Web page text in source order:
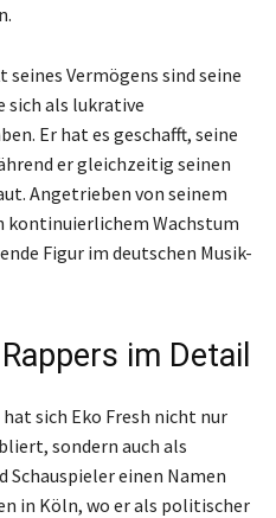
Vermögens sind seine
als lukrative
Er hat es geschafft, seine
er gleichzeitig seinen
Angetrieben von seinem
kontinuierlichem Wachstum
Figur im deutschen Musik-
im Detail
sich Eko Fresh nicht nur
sondern auch als
einen Namen
in Köln, wo er als politischer